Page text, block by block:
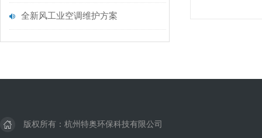
全新风工业空调维护方案
版权所有：杭州特奥环保科技有限公司